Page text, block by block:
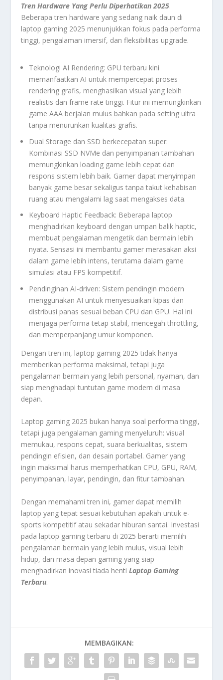
Tren Hardware Yang Perlu Diperhatikan 2025.
Beberapa tren hardware yang sedang naik daun di
laptop gaming 2025 menunjukkan fokus pada performa
tinggi, pengalaman imersif, dan fleksibilitas upgrade.
Teknologi AI Rendering: GPU terbaru kini
memanfaatkan AI untuk mempercepat proses
rendering grafis, menghasilkan visual yang lebih
realistis dan frame rate tinggi. Fitur ini memungkinkan
game AAA berjalan mulus bahkan pada setting ultra
tanpa menurunkan kualitas grafis.
Dual Storage dan SSD berkecepatan super:
Kombinasi SSD NVMe dan penyimpanan tambahan
memungkinkan loading game lebih cepat dan
respons sistem lebih baik. Gamer dapat menyimpan
banyak game besar sekaligus tanpa takut kehabisan
ruang atau mengalami lag saat mengakses data.
Keyboard Haptic Feedback: Beberapa laptop
menghadirkan keyboard dengan umpan balik haptic,
membuat pengalaman mengetik dan bermain lebih
nyata. Sensasi ini membantu gamer merasakan aksi
dalam game lebih intens, terutama dalam game
simulasi atau FPS kompetitif.
Pendinginan AI-driven: Sistem pendingin modern
menggunakan AI untuk menyesuaikan kipas dan
distribusi panas sesuai beban CPU dan GPU. Hal ini
menjaga performa tetap stabil, mencegah throttling,
dan memperpanjang umur komponen.
Dengan tren ini, laptop gaming 2025 tidak hanya
memberikan performa maksimal, tetapi juga
pengalaman bermain yang lebih personal, nyaman, dan
siap menghadapi tuntutan game modern di masa
depan.
Laptop gaming 2025 bukan hanya soal performa tinggi,
tetapi juga pengalaman gaming menyeluruh: visual
memukau, respons cepat, suara berkualitas, sistem
pendingin efisien, dan desain portabel. Gamer yang
ingin maksimal harus memperhatikan CPU, GPU, RAM,
penyimpanan, layar, pendingin, dan fitur tambahan.
Dengan memahami tren ini, gamer dapat memilih
laptop yang tepat sesuai kebutuhan apakah untuk e-
sports kompetitif atau sekadar hiburan santai. Investasi
pada laptop gaming terbaru di 2025 berarti memilih
pengalaman bermain yang lebih mulus, visual lebih
hidup, dan masa depan gaming yang siap
menghadirkan inovasi tiada hentiLaptop Gaming
Terbaru.
MEMBAGIKAN: